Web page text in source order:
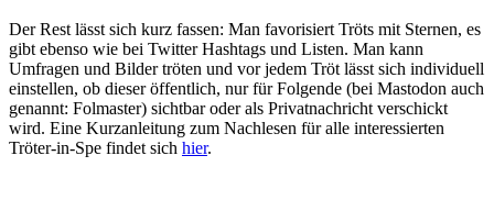
Der Rest lässt sich kurz fassen: Man favorisiert Tröts mit Sternen, es
gibt ebenso wie bei Twitter Hashtags und Listen. Man kann
Umfragen und Bilder tröten und vor jedem Tröt lässt sich individuell
einstellen, ob dieser öffentlich, nur für Folgende (bei Mastodon auch
genannt: Folmaster) sichtbar oder als Privatnachricht verschickt
wird. Eine Kurzanleitung zum Nachlesen für alle interessierten
Tröter-in-Spe findet sich hier.